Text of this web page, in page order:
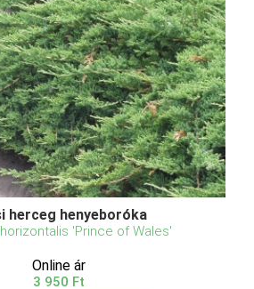
herceg henyeboróka
'Prince of Wales'
Online ár
3 950 Ft